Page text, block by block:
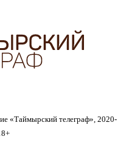
«Таймырский телеграф», 2020-